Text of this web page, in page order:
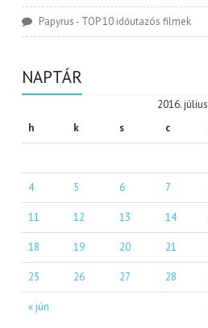
Papyrus - TOP 10 időutazós filmek
NAPTÁR
2016. július
h
k s c
« jún
4 5 6 7
11 12 13 14
18 19 20 21
25 26 27 28